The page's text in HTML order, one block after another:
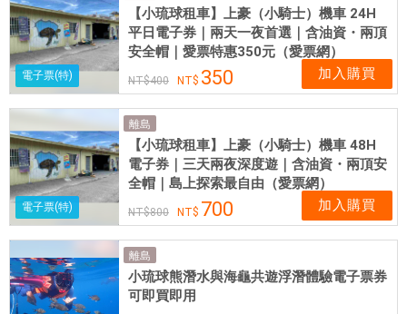
電子票(特)
【小琉球租車】上豪（小騎士）機車 24H
平日電子券｜兩天一夜首選｜含油資・兩頂
安全帽｜愛票特惠350元（愛票網）
400 350 加入購買
電子票(特)
離島
【小琉球租車】上豪（小騎士）機車 48H
電子券｜三天兩夜深度遊｜含油資・兩頂安
全帽｜島上探索最自由（愛票網）
800 700 加入購買
離島
小琉球熊潛水與海龜共遊浮潛體驗電子票券
可即買即用